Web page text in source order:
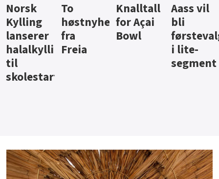
Knalltall
for Açai
Bowl
Aass vil
bli
førstevalg
i lite-
Brus og
jus fra
Berentsen
Hard
iste fra
Hansa